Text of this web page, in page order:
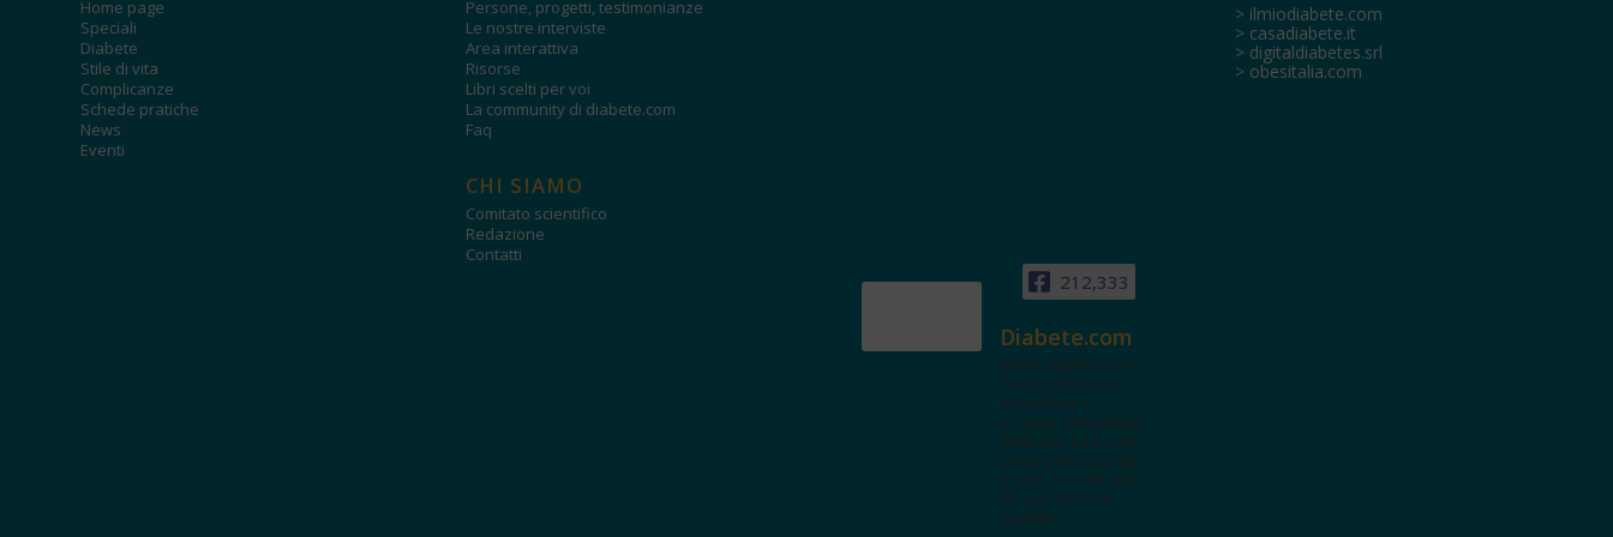
Home page
Speciali
Diabete
Stile di vita
Complicanze
Schede pratiche
News
Eventi
Persone, progetti, testimonianze
Le nostre interviste
Area interattiva
Risorse
Libri scelti per voi
La community di diabete.com
Faq
CHI SIAMO
Comitato scientifico
Redazione
Contatti
212,333
Diabete.com
www.diabete.com
Tanti contenuti
autorevoli e
un'area interattiva
dedicata a te con
spazi educazionali
e test. Iscriviti alla
NL per tutte le
novità!
> ilmiodiabete.com
> casadiabete.it
> digitaldiabetes.srl
> obesitalia.com